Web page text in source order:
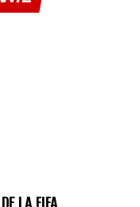
LA FIFA